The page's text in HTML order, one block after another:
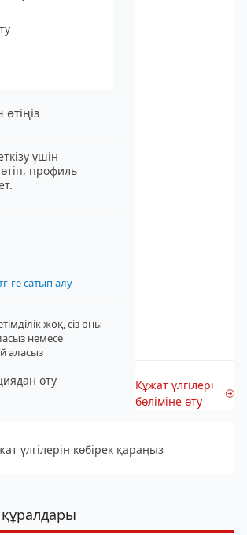
үшін
профиль
ге сатып алу
жоқ, сіз оны
немесе
аласыз
өту
Құжат үлгілері
бөліміне өту
үлгілерін көбірек қараңыз
құралдары